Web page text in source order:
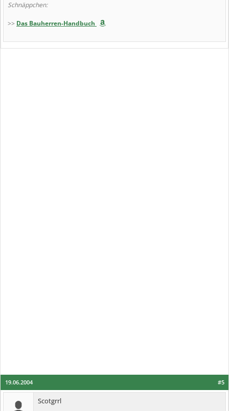
Schnäppchen:
>> Das Bauherren-Handbuch
#5
19.06.2004
Scotgrrl